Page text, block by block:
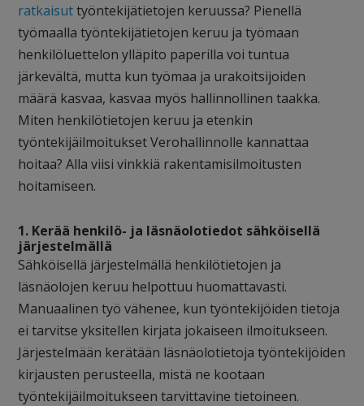
ratkaisuttyöntekijätietojen keruussa? Pienellä
työmaalla työntekijätietojen keruu ja työmaan
henkilöluettelon ylläpito paperilla voi tuntua
järkevältä, mutta kun työmaa ja urakoitsijoiden
määrä kasvaa, kasvaa myös hallinnollinen taakka.
Miten henkilötietojen keruu ja etenkin
työntekijäilmoitukset Verohallinnolle kannattaa
hoitaa? Alla viisi vinkkiä rakentamisilmoitusten
hoitamiseen.
1. Kerää henkilö- ja läsnäolotiedot sähköisellä
järjestelmällä
Sähköisellä järjestelmällä henkilötietojen ja
läsnäolojen keruu helpottuu huomattavasti.
Manuaalinen työ vähenee, kun työntekijöiden tietoja
ei tarvitse yksitellen kirjata jokaiseen ilmoitukseen.
Järjestelmään kerätään läsnäolotietoja työntekijöiden
kirjausten perusteella, mistä ne kootaan
työntekijäilmoitukseen tarvittavine tietoineen.